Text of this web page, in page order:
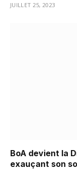
JUILLET 25, 2023
BoA devient la
exauçant son